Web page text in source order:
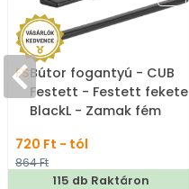
FSBútor fogantyú - CUB
Festett - Festett fekete
BlackL - Zamak fém
gyártott színes fém
bútorfogantyú
720 Ft - tól
864 Ft
115 db Raktáron